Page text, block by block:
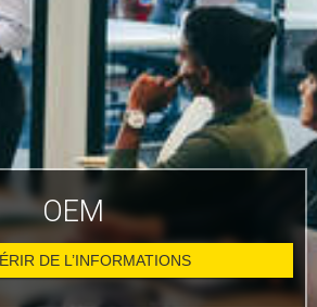
OEM
DE L’INFORMATIONS